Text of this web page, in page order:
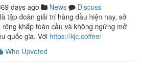
days ago News
Discuss
tập đoàn giải trí hàng đầu hiện nay, sở
khắp toàn cầu và không ngừng mở
quốc gia. Với https://kjc.coffee/
Who Upvoted